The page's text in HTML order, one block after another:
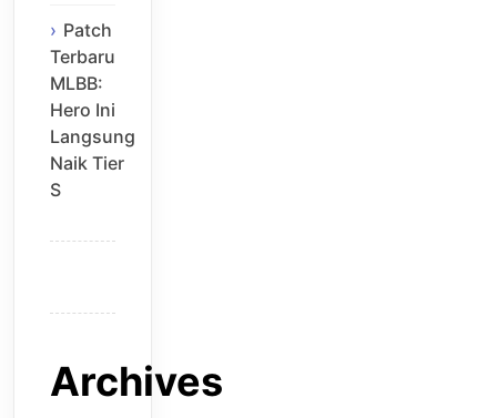
Patch
Terbaru
MLBB:
Hero Ini
Langsung
Naik Tier
S
Archives